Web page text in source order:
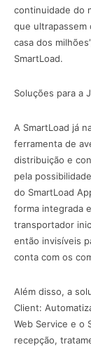
continuidade do
que ultrapassem
casa dos
SmartLoad.
Soluções para a
A SmartLoad já
ferramenta de
distribuição e
pela
do SmartLoad
forma integrada
transportador
então invisíveis
conta com os
Além disso, a
Client:
Web Service e o
recepção,